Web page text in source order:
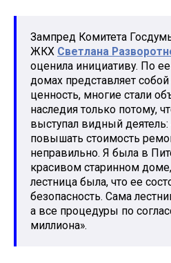
Зампред Комитета
ЖКХ Светлана
оценила инициативу. По
домах представляет
ценность, многие стали
наследия только потому,
выступал видный
повышать стоимость
неправильно. Я была в
красивом старинном
лестница была, что ее
безопасность. Сама
а все процедуры по
миллиона».